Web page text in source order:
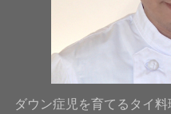
ダウン症児を育てるタイ